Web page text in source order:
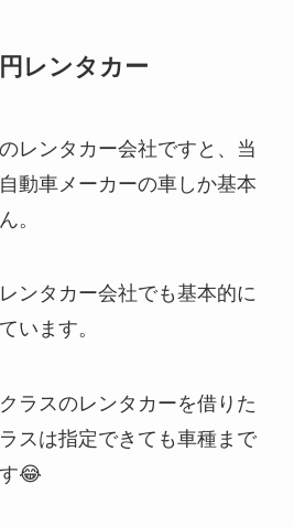
レンタカー
レンタカー会社ですと、当
動車メーカーの車しか基本
。
ンタカー会社でも基本的に
います。
ラスのレンタカーを借りた
スは指定できても車種まで
😂